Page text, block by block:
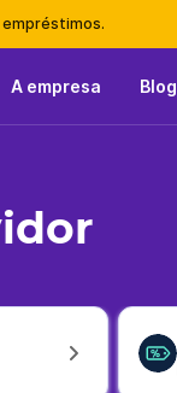
empréstimos.
A empresa Blog